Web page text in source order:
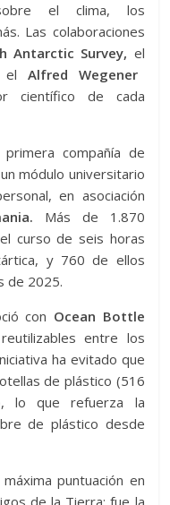
el clima, los
Las colaboraciones
Antarctic Survey, el
Alfred Wegener
científico de cada
compañía de
módulo universitario
en asociación
Más de 1.870
curso de seis horas
y 760 de ellos
de 2025.
con Ocean Bottle
entre los
ha evitado que
de plástico (516
lo que refuerza la
de plástico desde
puntuación en
de la Tierra; fue la